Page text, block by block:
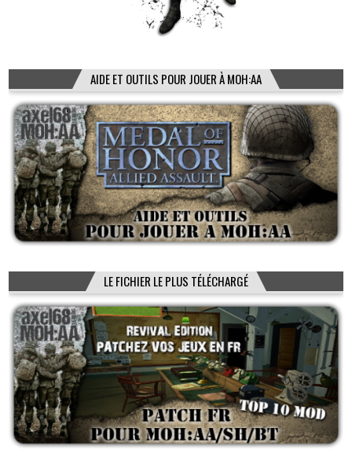
AIDE ET OUTILS POUR JOUER À MOH:AA
LE FICHIER LE PLUS TÉLÉCHARGÉ